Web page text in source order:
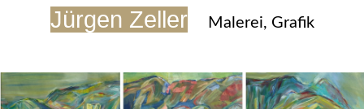
Jürgen Zeller Malerei, Grafik